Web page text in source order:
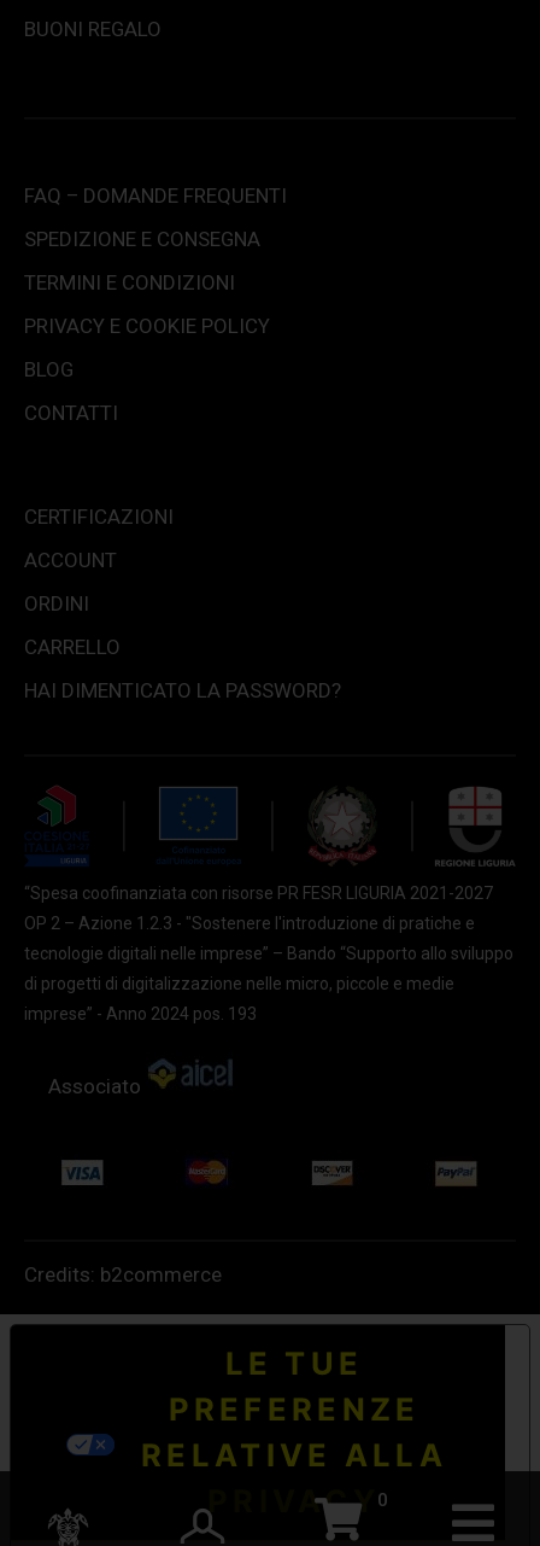
0
BUONI REGALO
FAQ – DOMANDE FREQUENTI
SPEDIZIONE E CONSEGNA
TERMINI E CONDIZIONI
PRIVACY E COOKIE POLICY
BLOG
CONTATTI
CERTIFICAZIONI
ACCOUNT
ORDINI
CARRELLO
HAI DIMENTICATO LA PASSWORD?
“Spesa coofinanziata con risorse PR FESR LIGURIA 2021-2027
OP 2 – Azione 1.2.3 - "Sostenere l'introduzione di pratiche e
tecnologie digitali nelle imprese” – Bando “Supporto allo sviluppo
di progetti di digitalizzazione nelle micro, piccole e medie
imprese” - Anno 2024 pos. 193
Associato
Credits: b2commerce
LE TUE
PREFERENZE
RELATIVE ALLA
PRIVACY